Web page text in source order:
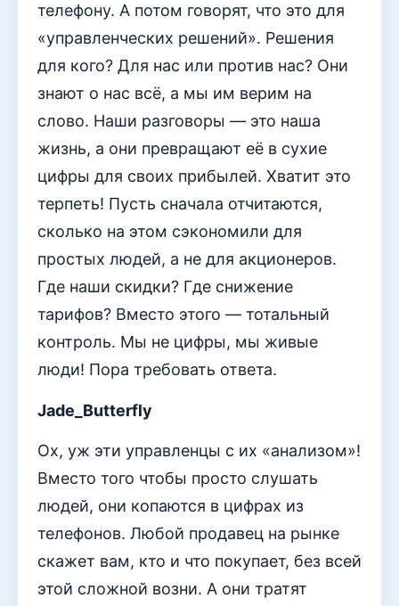
телефону. А потом говорят, что это для
«управленческих решений». Решения
для кого? Для нас или против нас? Они
знают о нас всё, а мы им верим на
слово. Наши разговоры — это наша
жизнь, а они превращают её в сухие
цифры для своих прибылей. Хватит это
терпеть! Пусть сначала отчитаются,
сколько на этом сэкономили для
простых людей, а не для акционеров.
Где наши скидки? Где снижение
тарифов? Вместо этого — тотальный
контроль. Мы не цифры, мы живые
люди! Пора требовать ответа.
Jade_Butterfly
Ох, уж эти управленцы с их «анализом»!
Вместо того чтобы просто слушать
людей, они копаются в цифрах из
телефонов. Любой продавец на рынке
скажет вам, кто и что покупает, без всей
этой сложной возни. А они тратят